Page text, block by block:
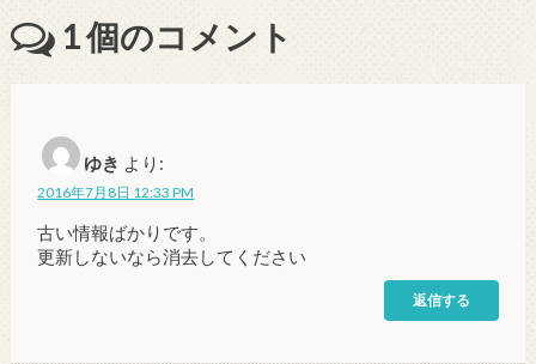
1個のコメント
ゆき より:
2016年7月8日 12:33 PM
古い情報ばかりです。
更新しないなら消去してください
返信する